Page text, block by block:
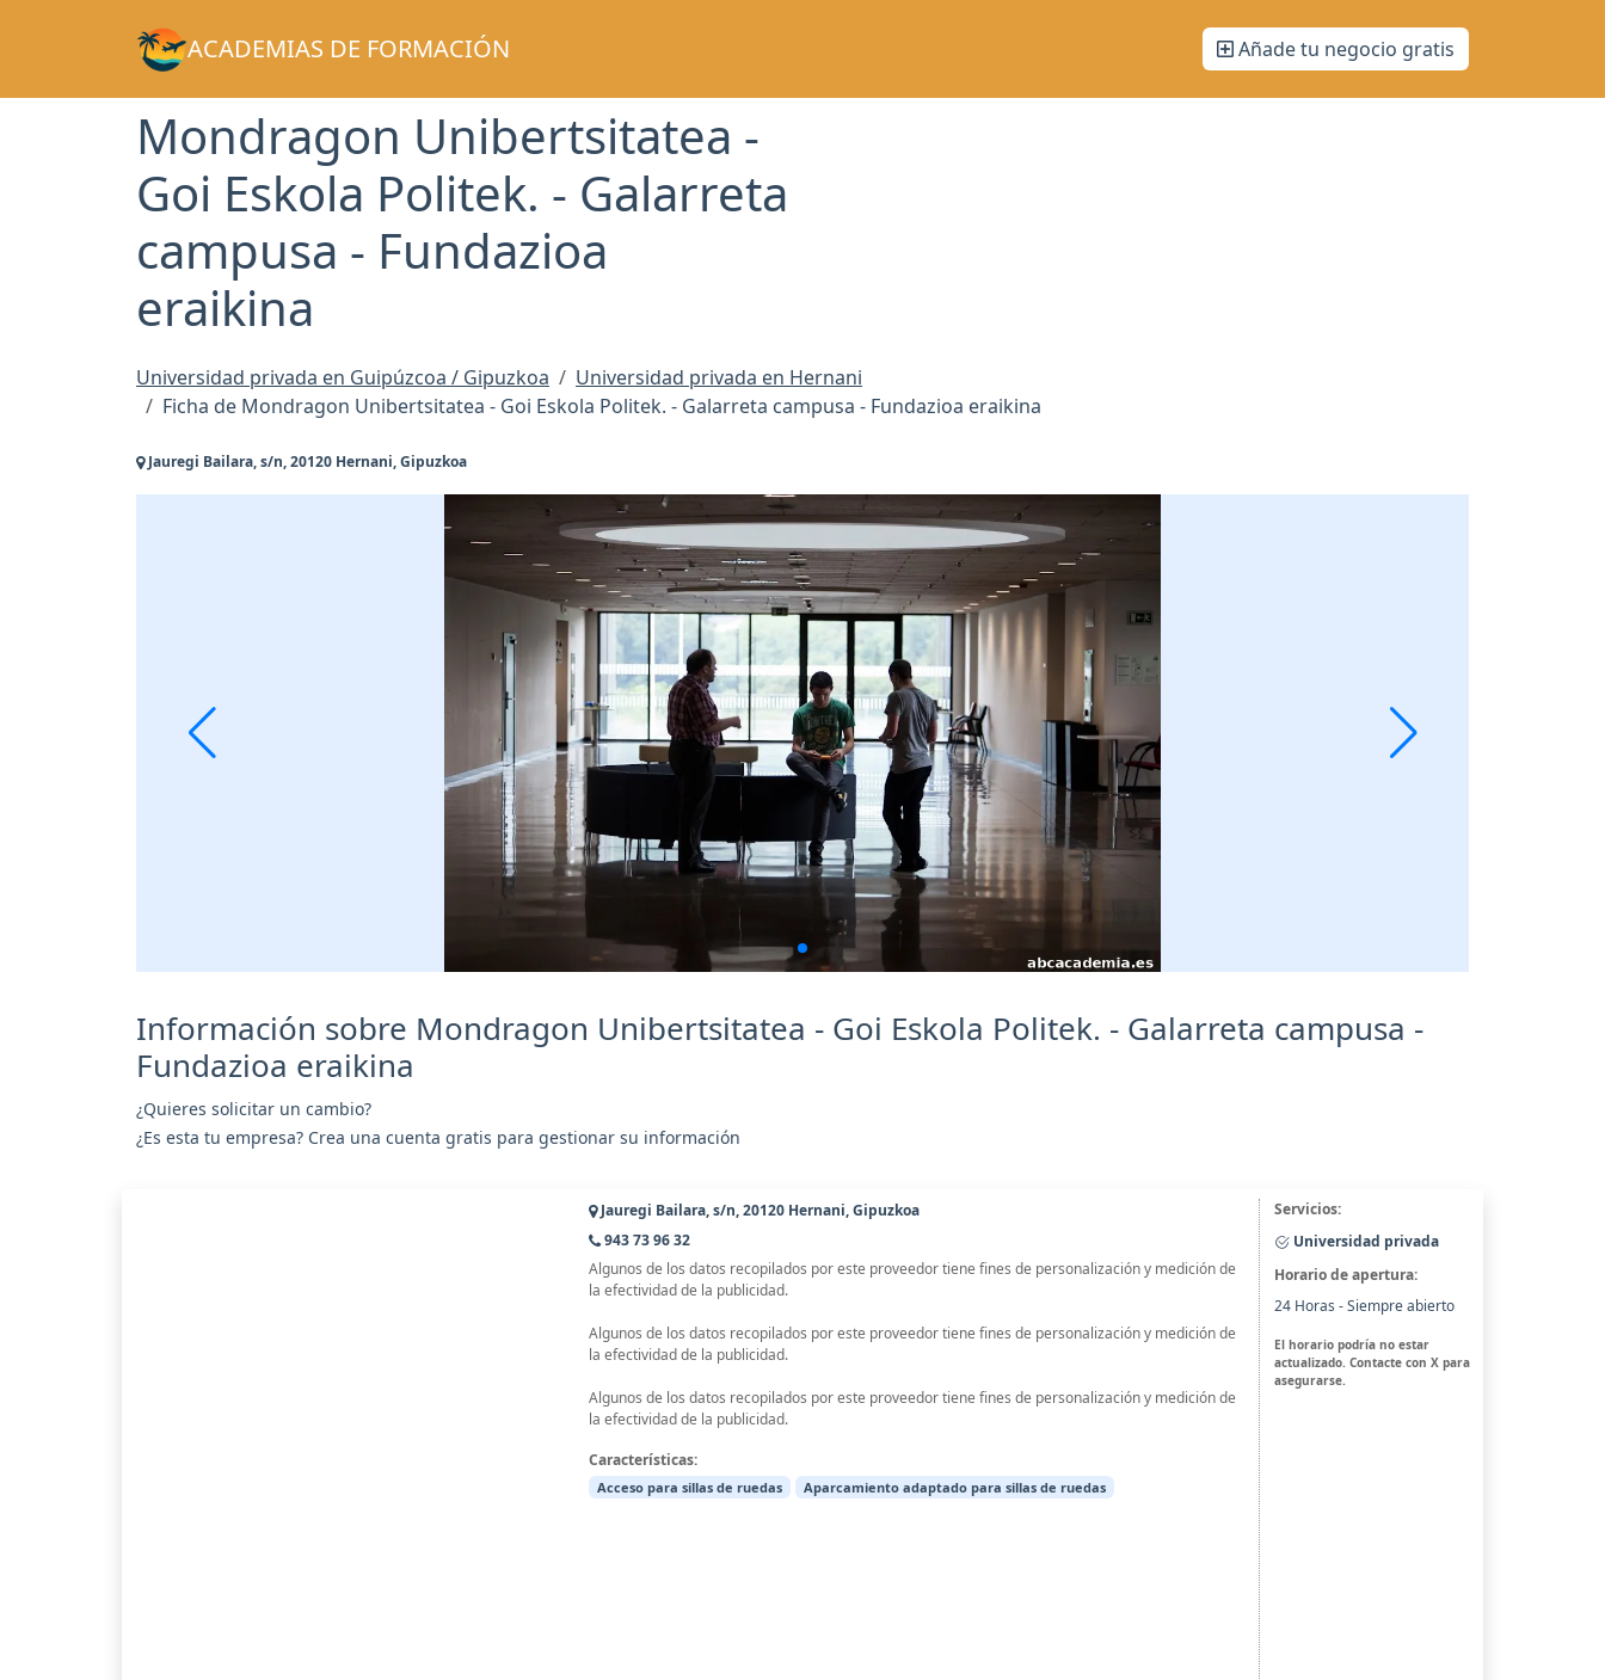
ACADEMIAS DE FORMACIÓN Añade tu negocio gratis
Mondragon Unibertsitatea -
Goi Eskola Politek. - Galarreta
campusa - Fundazioa
eraikina
Universidad privada en Guipúzcoa / Gipuzkoa
Universidad privada en Hernani
Ficha de Mondragon Unibertsitatea - Goi Eskola Politek. - Galarreta campusa - Fundazioa eraikina
Jauregi Bailara, s/n, 20120 Hernani, Gipuzkoa
Información sobre Mondragon Unibertsitatea - Goi Eskola Politek. - Galarreta campusa -
Fundazioa eraikina
¿Quieres solicitar un cambio?
¿Es esta tu empresa? Crea una cuenta gratis para gestionar su información
Jauregi Bailara, s/n, 20120 Hernani, Gipuzkoa
943 73 96 32
Algunos de los datos recopilados por este proveedor tiene fines de personalización y medición de
la efectividad de la publicidad.
Algunos de los datos recopilados por este proveedor tiene fines de personalización y medición de
la efectividad de la publicidad.
Algunos de los datos recopilados por este proveedor tiene fines de personalización y medición de
la efectividad de la publicidad.
Características:
Acceso para sillas de ruedas Aparcamiento adaptado para sillas de ruedas
Servicios:
Universidad privada
Horario de apertura:
24 Horas - Siempre abierto
El horario podría no estar
actualizado. Contacte con X para
asegurarse.